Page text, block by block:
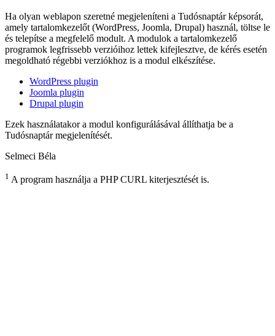
Ha olyan weblapon szeretné megjeleníteni a Tudósnaptár képsorát,
amely tartalomkezelőt (WordPress, Joomla, Drupal) használ, töltse le
és telepítse a megfelelő modult. A modulok a tartalomkezelő
programok legfrissebb verzióihoz lettek kifejlesztve, de kérés esetén
megoldható régebbi verziókhoz is a modul elkészítése.
WordPress plugin
Joomla plugin
Drupal plugin
Ezek használatakor a modul konfigurálásával állíthatja be a
Tudósnaptár megjelenítését.
Selmeci Béla
1 A program használja a PHP CURL kiterjesztését is.